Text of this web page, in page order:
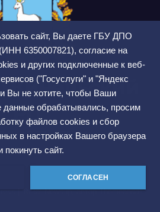
сайт, Вы даете ГБУ ДПО
6350007821), согласие на
и других подключенные к веб-
("Госуслуги" и "Яндекс
Вы не хотите, чтобы Ваши
обрабатывались, просим
файлов cookies и сбор
в настройках Вашего браузера
покинуть сайт.
СОГЛАСЕН
Кинельский
РЦ
№ ФС 77 — 75564
Тема: Newsup, авторThemeansar